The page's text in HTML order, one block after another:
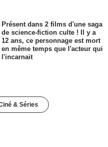
Présent dans 2 films d'une saga
de science-fiction culte ! Il y a
12 ans, ce personnage est mort
en même temps que l'acteur qui
l'incarnait
& Séries